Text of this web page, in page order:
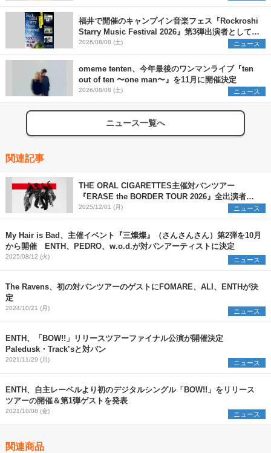
福井で開催のキャンプイン音楽フェス『Rockroshi
Starry Music Festival 2026』第3弾出演者として
SCOOBIE DO、かりゆし58、Reiを発表
2026/08/08 (土) ニュース
omeme tenten、今年最後のワンマンライブ『ten
out of ten 〜one man〜』を11月に開催決定
2026/08/08 (土) ニュース
ニュース一覧へ
関連記事
THE ORAL CIGARETTES主催対バンツアー
『ERASE the BORDER TOUR 2026』全出演者を
解禁 TK from 凛として時雨ら3組の参加を新たに発
表
2025/12/01 (月) ニュース
My Hair is Bad、主催イベント『三燦燦』（さんさんさん）第2弾を10月
から開催 ENTH、PEDRO、w.o.d.が対バンアーティストに決定
2025/08/12 (火) ニュース
The Ravens、初の対バンツアーのゲストにFOMARE、ALI、ENTHが決
定
2024/10/21 (月) ニュース
ENTH、「BOW!!」リリースツアーファイナル公演が開催決定
Paledusk・Track’sと対バン
2021/11/29 (月) ニュース
ENTH、自主レーベルより初のデジタルシングル「BOW!!」をリリース
ツアーの開催＆第1弾ゲストを発表
2021/10/08 (金) ニュース
関連商品